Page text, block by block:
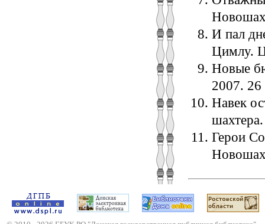
И пал
Цимлу.
Новые
2007.
Навек
Герои